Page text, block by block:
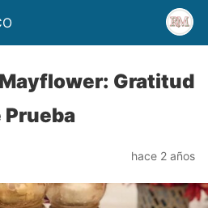
Gratitud
Prueba
hace 2 años